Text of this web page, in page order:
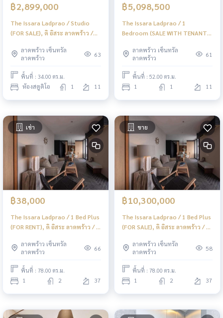
฿2,899,000
The Issara Ladprao / Studio
(FOR SALE), ดิ อิสระ ลาดพร้าว /
ลาดพร้าว เซ็นทรัล
ลาดพร้าว
63
พื้นที่ : 34.00 ตร.ม.
ห้องสตูดิโอ 1 11
฿5,098,500
The Issara Ladprao / 1
Bedroom (SALE WITH TENANT),
(ขายพร้อมผู้เช่า) JSMN411
ลาดพร้าว เซ็นทรัล
ลาดพร้าว
61
พื้นที่ : 52.00 ตร.ม.
1 1 11
เช่า
฿38,000
The Issara Ladprao / 1 Bed Plus
(FOR RENT), ดิ อิสระ ลาดพร้าว / 1
เช่า) JSMN410
ลาดพร้าว เซ็นทรัล
ลาดพร้าว
66
พื้นที่ : 78.00 ตร.ม.
1 2 37
ขาย
฿10,300,000
The Issara Ladprao / 1 Bed Plus
(FOR SALE), ดิ อิสระ ลาดพร้าว / 1
JSMN410
ลาดพร้าว เซ็นทรัล
ลาดพร้าว
58
พื้นที่ : 78.00 ตร.ม.
1 2 37